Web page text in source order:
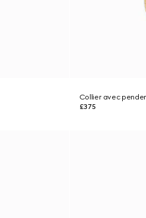
Collier avec
£375